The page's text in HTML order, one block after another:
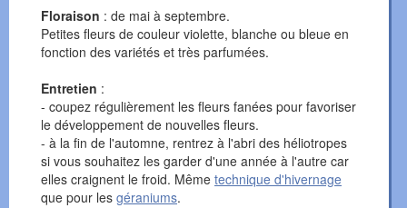
Floraison : de mai à septembre.
Petites fleurs de couleur violette, blanche ou bleue en
fonction des variétés et très parfumées.
Entretien :
- coupez régulièrement les fleurs fanées pour favoriser
le développement de nouvelles fleurs.
- à la fin de l'automne, rentrez à l'abri des héliotropes
si vous souhaitez les garder d'une année à l'autre car
elles craignent le froid. Même technique d'hivernage
que pour les géraniums.